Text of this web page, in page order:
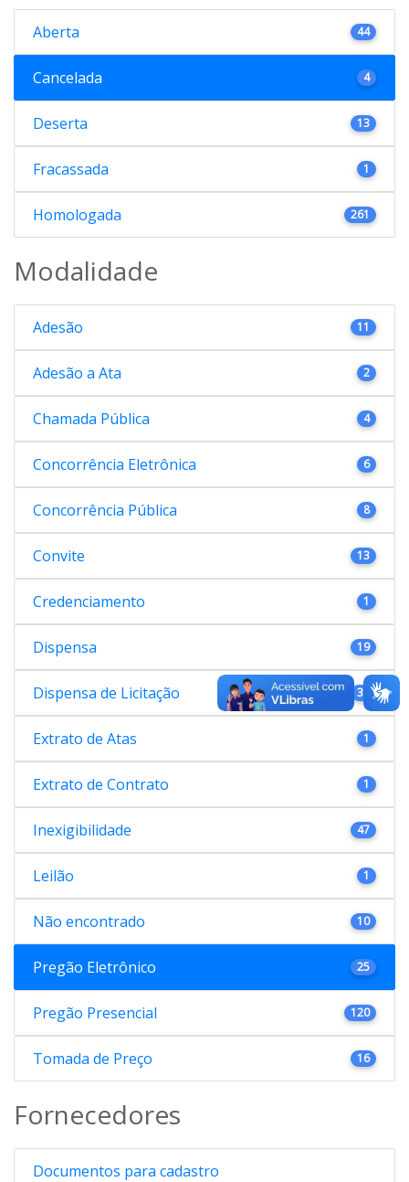
Aberta 44
Cancelada 4
Deserta 13
Fracassada 1
Homologada 261
Modalidade
Adesão 11
Adesão a Ata 2
Chamada Pública 4
Concorrência Eletrônica 6
Concorrência Pública 8
Convite 13
Credenciamento 1
Dispensa 19
Dispensa de Licitação 38
Extrato de Atas 1
Extrato de Contrato 1
Inexigibilidade 47
Leilão 1
Não encontrado 10
Pregão Eletrônico 25
Pregão Presencial 120
Tomada de Preço 16
Fornecedores
Documentos para cadastro